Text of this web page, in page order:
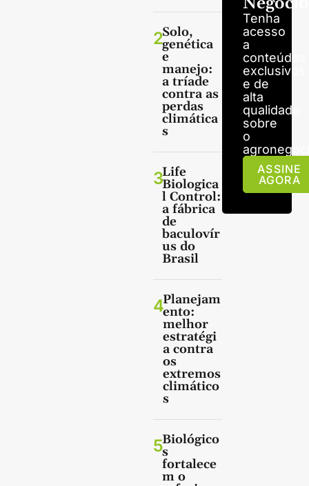
2Solo,
genética
e
manejo:
a tríade
contra as
perdas
climática
s
3Life
Biologica
l Control:
a fábrica
de
baculovír
us do
Brasil
4Planejam
ento:
melhor
estratégi
a contra
os
extremos
climático
s
5Biológico
s
fortalece
m o
Tenha
acesso
a
conteúdos
exclusivos
e de
alta
qualidade
sobre
o
ASSINE
AGORA